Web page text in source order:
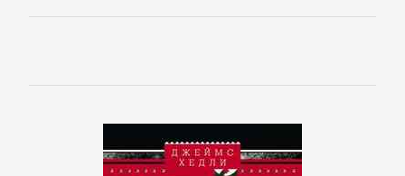
Полицейские
детективы